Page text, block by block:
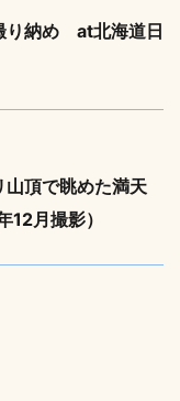
り納め at北海道日
山頂で眺めた満天
月撮影）